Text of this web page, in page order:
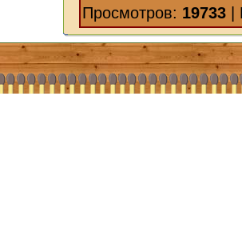
Просмотров: 19733 |